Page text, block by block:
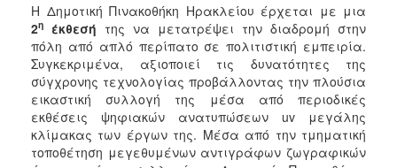
Η Δημοτική Πινακοθήκη Ηρακλείου έρχεται με μια
2η έκθεσή της να μετατρέψει την διαδρομή στην
πόλη από απλό περίπατο σε πολιτιστική εμπειρία.
Συγκεκριμένα, αξιοποιεί τις δυνατότητες της
σύγχρονης τεχνολογίας προβάλλοντας την πλούσια
εικαστική συλλογή της μέσα από περιοδικές
εκθέσεις ψηφιακών ανατυπώσεων uv μεγάλης
κλίμακας των έργων της. Μέσα από την τμηματική
τοποθέτηση μεγεθυμένων αντιγράφων ζωγραφικών